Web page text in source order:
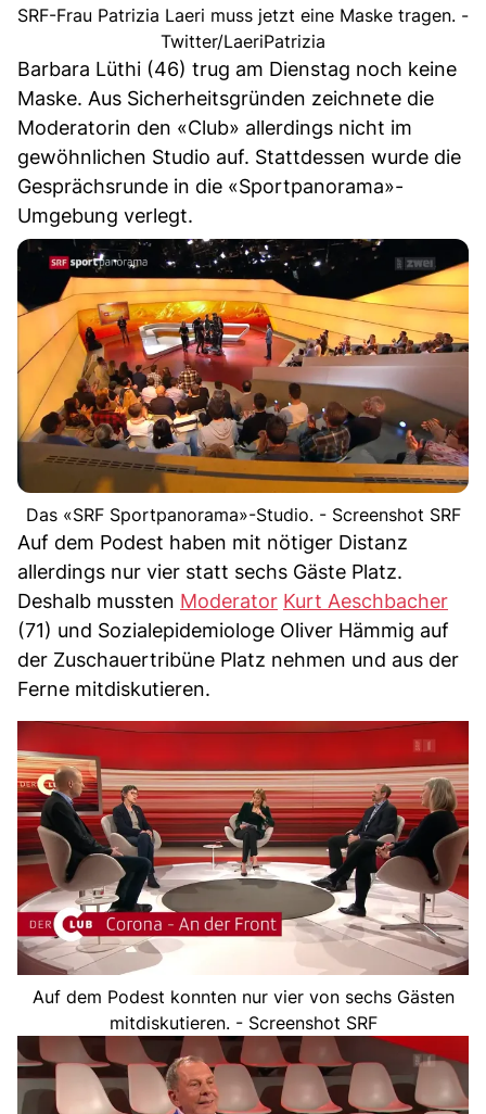
SRF-Frau Patrizia Laeri muss jetzt eine Maske tragen. -
Twitter/LaeriPatrizia
Barbara Lüthi (46) trug am Dienstag noch keine
Maske. Aus Sicherheitsgründen zeichnete die
Moderatorin den «Club» allerdings nicht im
gewöhnlichen Studio auf. Stattdessen wurde die
Gesprächsrunde in die «Sportpanorama»-
Umgebung verlegt.
Das «SRF Sportpanorama»-Studio. - Screenshot SRF
Auf dem Podest haben mit nötiger Distanz
allerdings nur vier statt sechs Gäste Platz.
Deshalb mussten Moderator Kurt Aeschbacher
(71) und Sozialepidemiologe Oliver Hämmig auf
der Zuschauertribüne Platz nehmen und aus der
Ferne mitdiskutieren.
Auf dem Podest konnten nur vier von sechs Gästen
mitdiskutieren. - Screenshot SRF